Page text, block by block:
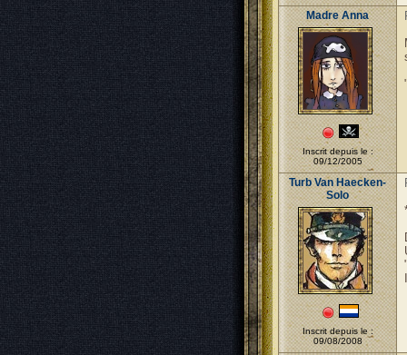
Madre Anna
Inscrit depuis le :
09/12/2005
Turb Van Haecken-
Solo
Inscrit depuis le :
09/08/2008